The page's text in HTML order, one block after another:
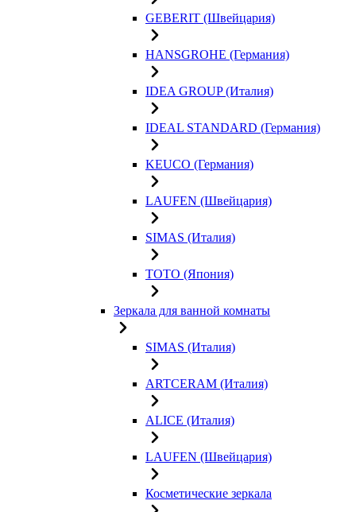
GEBERIT (Швейцария)
HANSGROHE (Германия)
IDEA GROUP (Италия)
IDEAL STANDARD (Германия)
KEUCO (Германия)
LAUFEN (Швейцария)
SIMAS (Италия)
TOTO (Япония)
Зеркала для ванной комнаты
SIMAS (Италия)
ARTCERAM (Италия)
ALICE (Италия)
LAUFEN (Швейцария)
Косметические зеркала